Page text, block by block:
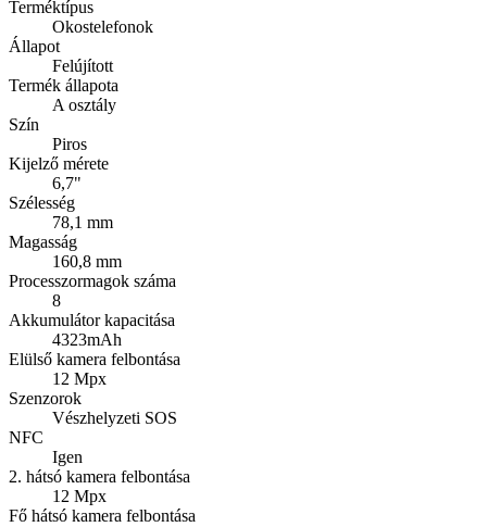
Terméktípus
Okostelefonok
Állapot
Felújított
Termék állapota
A osztály
Szín
Piros
Kijelző mérete
6,7"
Szélesség
78,1 mm
Magasság
160,8 mm
Processzormagok száma
8
Akkumulátor kapacitása
4323mAh
Elülső kamera felbontása
12 Mpx
Szenzorok
Vészhelyzeti SOS
NFC
Igen
2. hátsó kamera felbontása
12 Mpx
Fő hátsó kamera felbontása